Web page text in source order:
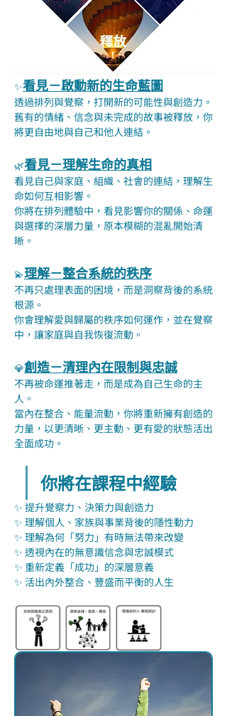
✨看見－啟動新的生命藍圖
透過排列與覺察，打開新的可能性與創造力。
舊有的情緒、信念與未完成的故事被釋放，你
將更自由地與自己和他人連結。
🌿看見－理解生命的真相
看見自己與家庭、組織、社會的連結，理解生
命如何互相影響。
你將在排列體驗中，看見影響你的關係、命運
與選擇的深層力量，原本模糊的混亂開始清
晰。
💫理解－整合系統的秩序
不再只處理表面的困境，而是洞察背後的系統
根源。
你會理解愛與歸屬的秩序如何運作，並在覺察
中，讓家庭與自我恢復流動。
💎創造－清理內在限制與忠誠
不再被命運推著走，而是成為自己生命的主
人。
當內在整合、能量流動，你將重新擁有創造的
力量，以更清晰、更主動、更有愛的狀態活出
全面成功。
你將在課程中經驗
✨ 提升覺察力、決策力與創造力
✨ 理解個人、家族與事業背後的隱性動力
✨ 理解為何「努力」有時無法帶來改變
✨ 透視內在的無意識信念與忠誠模式
✨ 重新定義「成功」的深層意義
✨ 活出內外整合、豐盛而平衡的人生